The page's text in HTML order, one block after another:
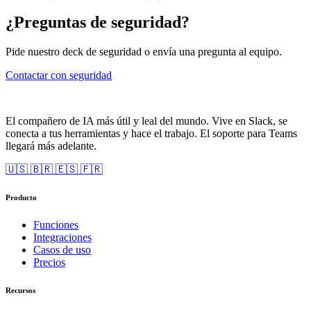
¿Preguntas de seguridad?
Pide nuestro deck de seguridad o envía una pregunta al equipo.
Contactar con seguridad
El compañero de IA más útil y leal del mundo. Vive en Slack, se
conecta a tus herramientas y hace el trabajo. El soporte para Teams
llegará más adelante.
🇺🇸 🇧🇷 🇪🇸 🇫🇷
Producto
Funciones
Integraciones
Casos de uso
Precios
Recursos